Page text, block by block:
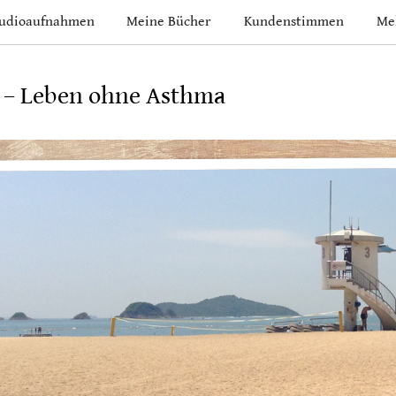
Meine Bücher Kundenstimmen
Leben ohne Asthma